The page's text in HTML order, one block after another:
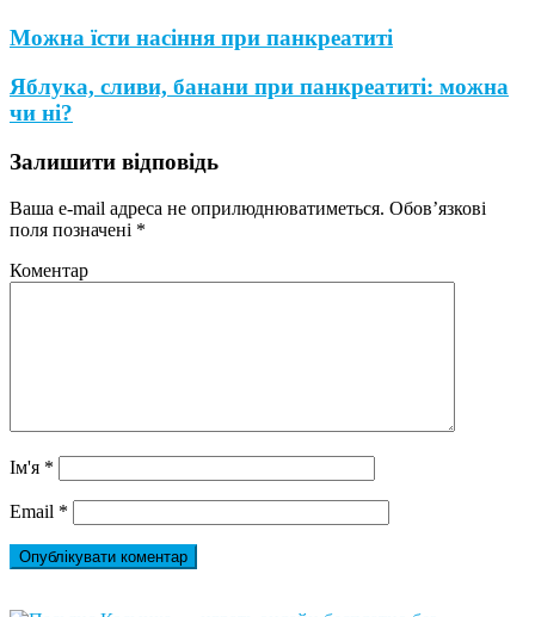
Можна їсти насіння при панкреатиті
Яблука, сливи, банани при панкреатиті: можна
чи ні?
Залишити відповідь
Ваша e-mail адреса не оприлюднюватиметься. Обов’язкові
поля позначені *
Коментар
Ім'я *
Email *